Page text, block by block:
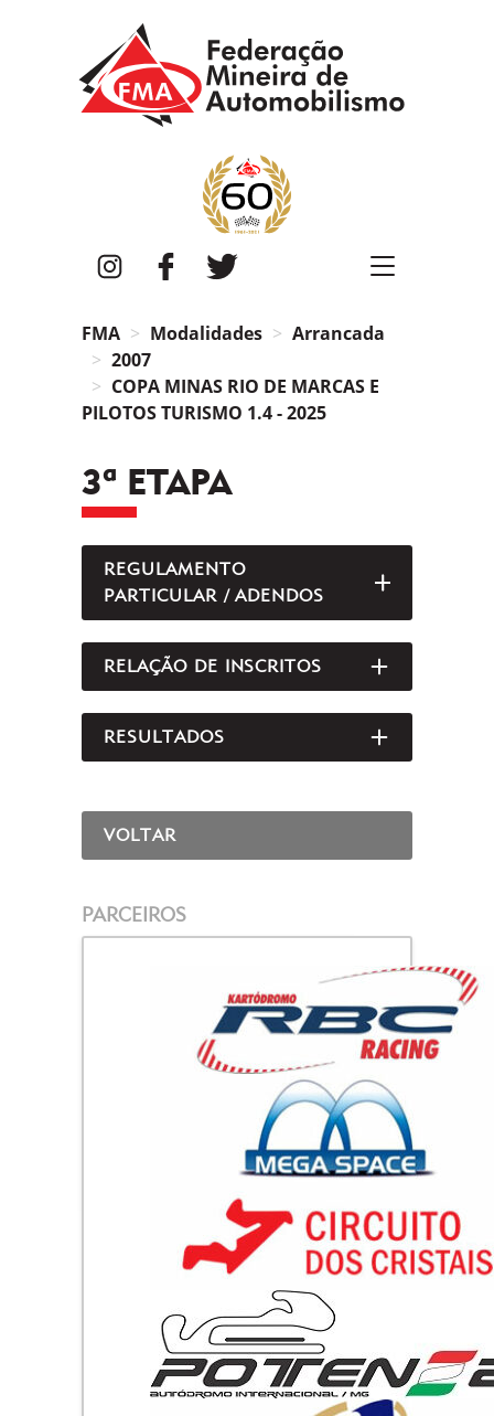
InstagramFacebook
FMA Modalidades
Arrancada
2007
COPA MINAS RIO DE MARCAS E
PILOTOS TURISMO 1.4 - 2025
3ª ETAPA
REGULAMENTO
PARTICULAR / ADENDOS
RELAÇÃO DE INSCRITOS
RESULTADOS
VOLTAR
PARCEIROS